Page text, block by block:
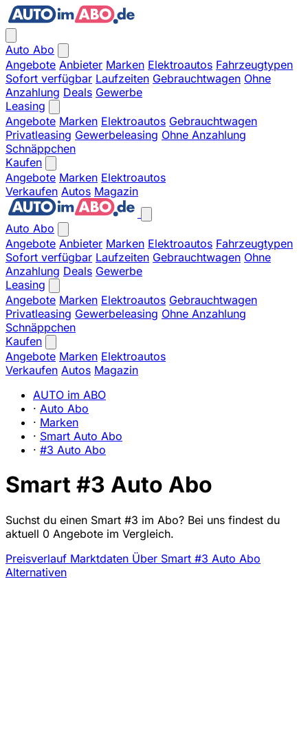
Auto Abo
Angebote Anbieter Marken Elektroautos Fahrzeugtypen
Sofort verfügbar Laufzeiten Gebrauchtwagen Ohne
Anzahlung Deals Gewerbe
Leasing
Angebote Marken Elektroautos Gebrauchtwagen
Privatleasing Gewerbeleasing Ohne Anzahlung
Schnäppchen
Kaufen
Angebote Marken Elektroautos
Verkaufen Autos Magazin
Auto Abo
Angebote Anbieter Marken Elektroautos Fahrzeugtypen
Sofort verfügbar Laufzeiten Gebrauchtwagen Ohne
Anzahlung Deals Gewerbe
Leasing
Angebote Marken Elektroautos Gebrauchtwagen
Privatleasing Gewerbeleasing Ohne Anzahlung
Schnäppchen
Kaufen
Angebote Marken Elektroautos
Verkaufen Autos Magazin
AUTO im ABO
· Auto Abo
· Marken
· Smart Auto Abo
· #3 Auto Abo
Smart #3 Auto Abo
Suchst du einen Smart #3 im Abo? Bei uns findest du
aktuell 0 Angebote im Vergleich.
Preisverlauf Marktdaten Über Smart #3 Auto Abo
Alternativen